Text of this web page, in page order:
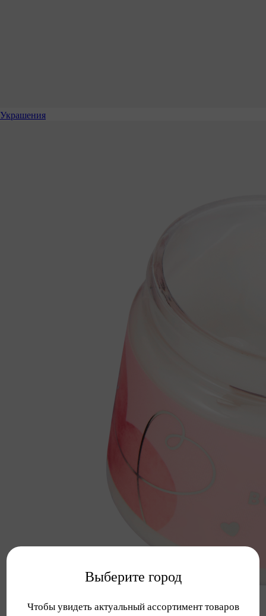
Украшения
Выберите город
Чтобы увидеть актуальный ассортимент товаров